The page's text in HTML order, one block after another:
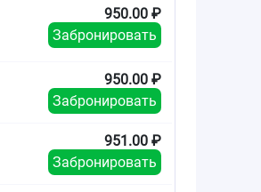
950.00 ₽
Забронировать
950.00 ₽
Забронировать
951.00 ₽
Забронировать